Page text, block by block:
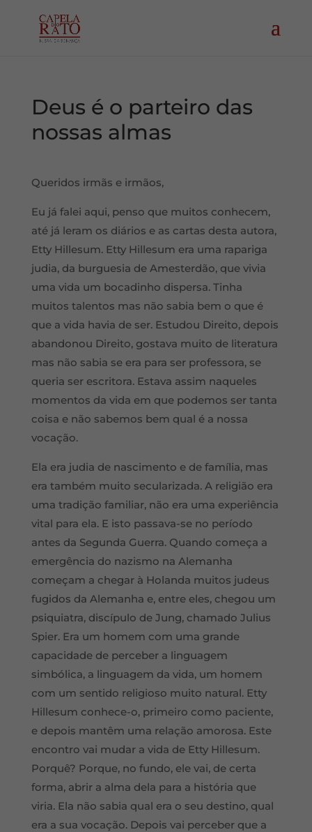
Deus é o parteiro das
nossas almas
Queridos irmãs e irmãos,
Eu já falei aqui, penso que muitos conhecem,
até já leram os diários e as cartas desta autora,
Etty Hillesum. Etty Hillesum era uma rapariga
judia, da burguesia de Amesterdão, que vivia
uma vida um bocadinho dispersa. Tinha
muitos talentos mas não sabia bem o que é
que a vida havia de ser. Estudou Direito, depois
abandonou Direito, gostava muito de literatura
mas não sabia se era para ser professora, se
queria ser escritora. Estava assim naqueles
momentos da vida em que podemos ser tanta
coisa e não sabemos bem qual é a nossa
vocação.
Ela era judia de nascimento e de família, mas
era também muito secularizada. A religião era
uma tradição familiar, não era uma experiência
vital para ela. E isto passava-se no período
antes da Segunda Guerra. Quando começa a
emergência do nazismo na Alemanha
começam a chegar à Holanda muitos judeus
fugidos da Alemanha e, entre eles, chegou um
psiquiatra, discípulo de Jung, chamado Julius
Spier. Era um homem com uma grande
capacidade de perceber a linguagem
simbólica, a linguagem da vida, um homem
com um sentido religioso muito natural. Etty
Hillesum conhece-o, primeiro como paciente,
e depois mantêm uma relação amorosa. Este
encontro vai mudar a vida de Etty Hillesum.
Porquê? Porque, no fundo, ele vai, de certa
forma, abrir a alma dela para a história que
viria. Ela não sabia qual era o seu destino, qual
era a sua vocação. Depois vai perceber que a